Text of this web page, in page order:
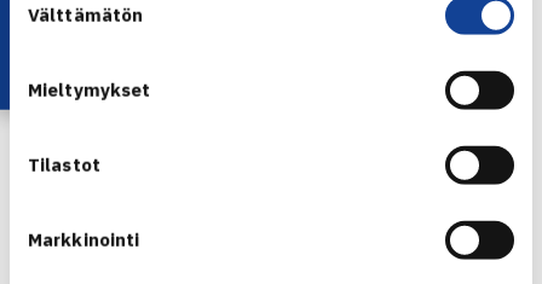
valinta
Välttämätön
Mieltymykset
Tilastot
Markkinointi